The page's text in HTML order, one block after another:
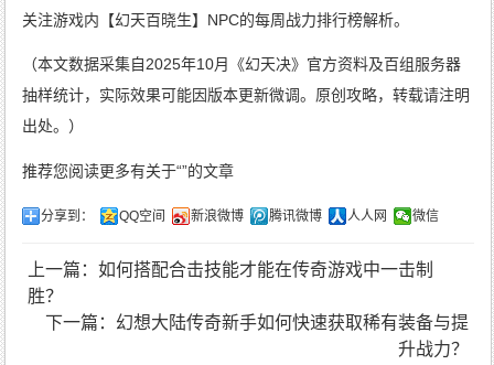
关注游戏内【幻天百晓生】NPC的每周战力排行榜解析。
（本文数据采集自2025年10月《幻天决》官方资料及百组服务器
抽样统计，实际效果可能因版本更新微调。原创攻略，转载请注明
出处。）
推荐您阅读更多有关于“”的文章
分享到： QQ空间 新浪微博 腾讯微博 人人网 微信
上一篇：如何搭配合击技能才能在传奇游戏中一击制
胜？
下一篇：幻想大陆传奇新手如何快速获取稀有装备与提
升战力？